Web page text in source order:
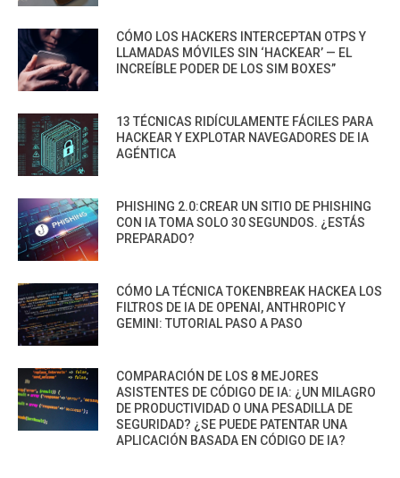
CÓMO LOS HACKERS INTERCEPTAN OTPS Y
LLAMADAS MÓVILES SIN ‘HACKEAR’ — EL
INCREÍBLE PODER DE LOS SIM BOXES”
13 TÉCNICAS RIDÍCULAMENTE FÁCILES PARA
HACKEAR Y EXPLOTAR NAVEGADORES DE IA
AGÉNTICA
PHISHING 2.0:CREAR UN SITIO DE PHISHING
CON IA TOMA SOLO 30 SEGUNDOS. ¿ESTÁS
PREPARADO?
CÓMO LA TÉCNICA TOKENBREAK HACKEA LOS
FILTROS DE IA DE OPENAI, ANTHROPIC Y
GEMINI: TUTORIAL PASO A PASO
COMPARACIÓN DE LOS 8 MEJORES
ASISTENTES DE CÓDIGO DE IA: ¿UN MILAGRO
DE PRODUCTIVIDAD O UNA PESADILLA DE
SEGURIDAD? ¿SE PUEDE PATENTAR UNA
APLICACIÓN BASADA EN CÓDIGO DE IA?